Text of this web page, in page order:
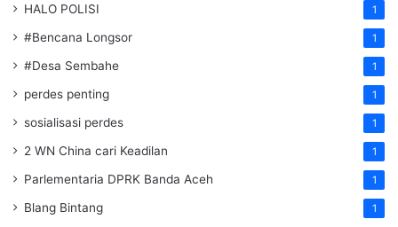
HALO POLISI 1
#Bencana Longsor 1
#Desa Sembahe 1
perdes penting 1
sosialisasi perdes 1
2 WN China cari Keadilan 1
Parlementaria DPRK Banda Aceh 1
Blang Bintang 1